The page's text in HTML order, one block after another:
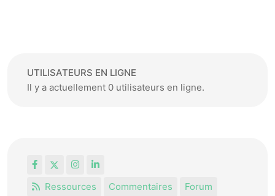
UTILISATEURS EN LIGNE
Il y a actuellement 0 utilisateurs en ligne.
FacebookInstagram
LinkedIn
Ressources
Commentaires Forum